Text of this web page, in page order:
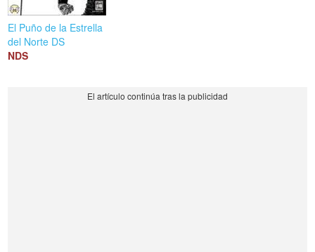
El Puño de la Estrella
del Norte DS
NDS